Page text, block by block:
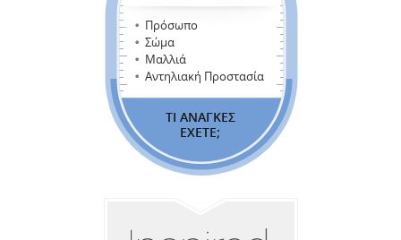
Πρόσωπο
Σώμα
Μαλλιά
Αντηλιακή Προστασία
ΤΙ ΑΝΑΓΚΕΣ
ΕΧΕΤΕ;